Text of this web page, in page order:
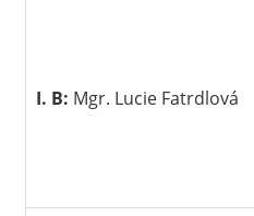
I. B: Mgr. Lucie Fatrdlová